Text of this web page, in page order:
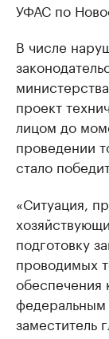
УФАС по
В числе
проект
лицом до
проведении
стало
«Ситуация,
подготовку
проводимых
обеспечения
федеральным
заместитель